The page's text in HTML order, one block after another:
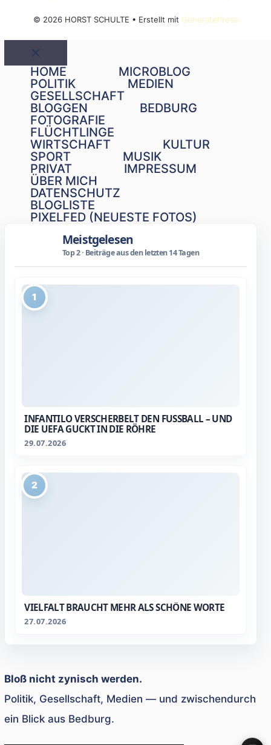
© 2026 HORST SCHULTE • Erstellt mit GeneratePress
Schließen
HOME
MICROBLOG
POLITIK
MEDIEN
GESELLSCHAFT
BLOGGEN
BEDBURG
FOTOGRAFIE
FLÜCHTLINGE
WIRTSCHAFT
KULTUR
SPORT
MUSIK
PRIVAT
IMPRESSUM
ÜBER MICH
DATENSCHUTZ
BLOGLISTE
PIXELFED (NEUESTE FOTOS)
Meistgelesen
Top 2 · Beiträge aus den letzten 14 Tagen
1
INFANTILO VERSCHERBELT DEN FUSSBALL – UND D
IE UEFA GUCKT IN DIE RÖHRE
29.07.2026
2
VIELFALT BRAUCHT MEHR ALS SCHÖNE WORTE
27.07.2026
Bloß nicht zynisch werden.
Politik, Gesellschaft, Medien — und zwischendurch
ein Blick aus Bedburg.